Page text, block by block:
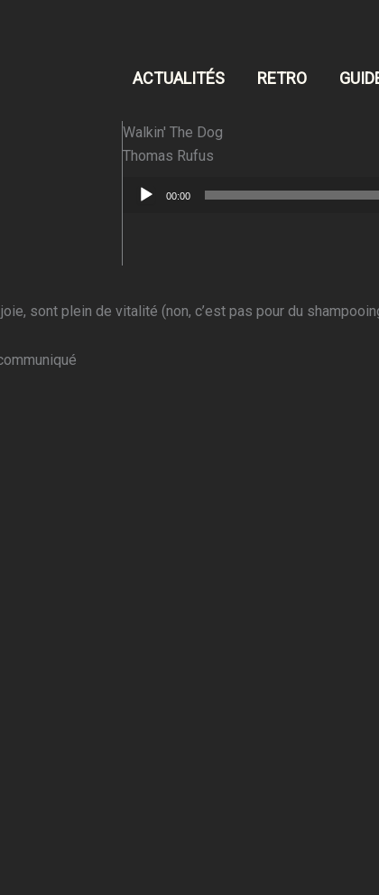
ACTUALITÉS RETRO
Walkin' The Dog
Thomas Rufus
Lecteur 00:00
sont plein de vitalité (non, c’est pas pour du